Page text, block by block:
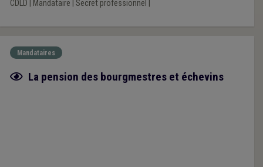
CDLD Mandataire Secret professionnel
Mandataires
Fiche focus
La pension des bourgmestres et échevins